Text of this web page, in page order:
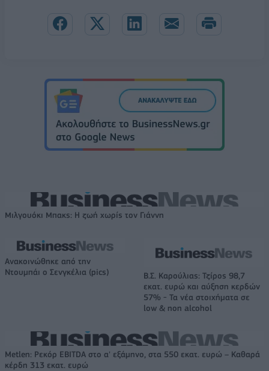
Μιλγουόκι Μπακς: Η ζωή χωρίς τον Γιάννη
Ανακοινώθηκε από την
Ντουμπάι ο Σενγκέλια (pics)
Β.Σ. Καρούλιας: Τζίρος 98,7
εκατ. ευρώ και αύξηση κερδών
57% - Τα νέα στοιχήματα σε
low & non alcohol
Metlen: Ρεκόρ EBITDA στο α' εξάμηνο, στα 550 εκατ. ευρώ – Καθαρά
κέρδη 313 εκατ. ευρώ